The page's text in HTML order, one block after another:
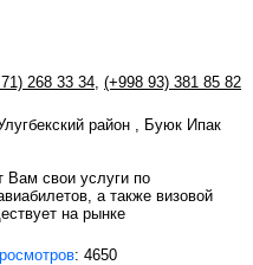
268 33 34 (+998 93) 381 85 82
район , Буюк Ипак
Вам свои услуги по
а также визовой
на рынке
: 4650